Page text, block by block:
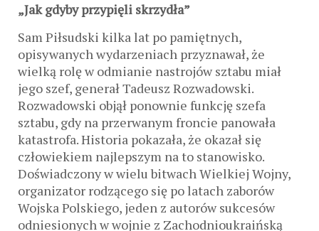
„Jak gdyby przypięli skrzydła”
Sam Piłsudski kilka lat po pamiętnych,
opisywanych wydarzeniach przyznawał, że
wielką rolę w odmianie nastrojów sztabu miał
jego szef, generał Tadeusz Rozwadowski.
Rozwadowski objął ponownie funkcję szefa
sztabu, gdy na przerwanym froncie panowała
katastrofa. Historia pokazała, że okazał się
człowiekiem najlepszym na to stanowisko.
Doświadczony w wielu bitwach Wielkiej Wojny,
organizator rodzącego się po latach zaborów
Wojska Polskiego, jeden z autorów sukcesów
odniesionych w wojnie z Zachodnioukraińską